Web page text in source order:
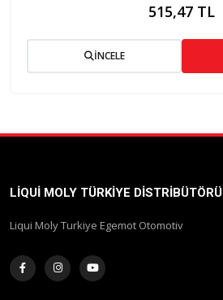
515,47 TL
İNCELE
LIQUI MOLY TÜRKIYE DISTRIBÜTÖRÜ
Liqui Moly Turkiye Egemot Otomotiv